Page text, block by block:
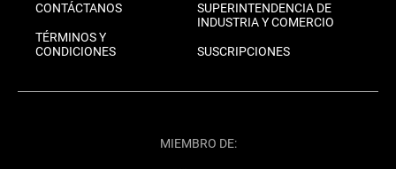
CONTÁCTANOS
TÉRMINOS Y
CONDICIONES
SUPERINTENDENCIA DE
INDUSTRIA Y COMERCIO
SUSCRIPCIONES
MIEMBRO DE: